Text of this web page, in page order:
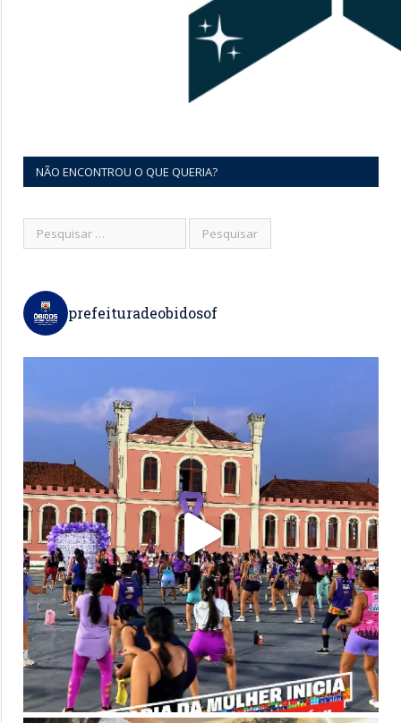
NÃO ENCONTROU O QUE QUERIA?
prefeituradeobidosof